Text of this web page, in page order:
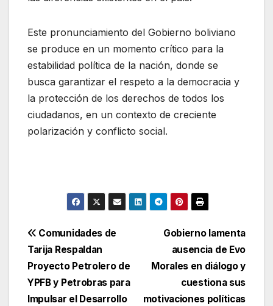
Este pronunciamiento del Gobierno boliviano
se produce en un momento crítico para la
estabilidad política de la nación, donde se
busca garantizar el respeto a la democracia y
la protección de los derechos de todos los
ciudadanos, en un contexto de creciente
polarización y conflicto social.
Navegación
de
entradas
Gobierno lamenta
ausencia de Evo
Morales en diálogo y
cuestiona sus
motivaciones políticas
Comunidades de
Tarija Respaldan
Proyecto Petrolero de
YPFB y Petrobras para
Impulsar el Desarrollo